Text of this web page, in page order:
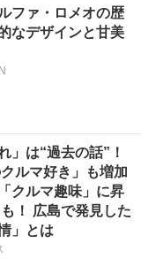
ファ・ロメオの歴
なデザインと甘美
」は“過去の話”！
ルマ好き」も増加
クルマ趣味」に昇
！ 広島で発見した
」とは